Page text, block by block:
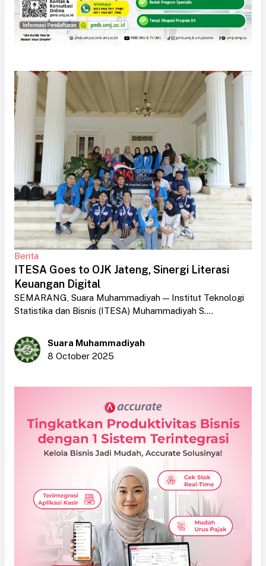
Berita
ITESA Goes to OJK Jateng, Sinergi Literasi
Keuangan Digital
SEMARANG, Suara Muhammadiyah — Institut Teknologi
Statistika dan Bisnis (ITESA) Muhammadiyah S....
Suara Muhammadiyah
8 October 2025